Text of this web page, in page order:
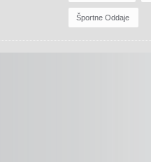
Športne Oddaje